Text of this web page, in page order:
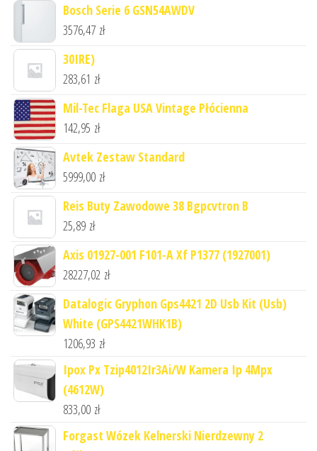
Bosch Serie 6 GSN54AWDV
3576,47 zł
30IRE)
283,61 zł
Mil-Tec Flaga USA Vintage Płócienna
142,95 zł
Avtek Zestaw Standard
5999,00 zł
Reis Buty Zawodowe 38 Bgpcvtron B
25,89 zł
Axis 01927-001 F101-A Xf P1377 (1927001)
28227,02 zł
Datalogic Gryphon Gps4421 2D Usb Kit (Usb)
White (GPS4421WHK1B)
1206,93 zł
Ipox Px Tzip4012Ir3Ai/W Kamera Ip 4Mpx
(4612W)
833,00 zł
Forgast Wózek Kelnerski Nierdzewny 2